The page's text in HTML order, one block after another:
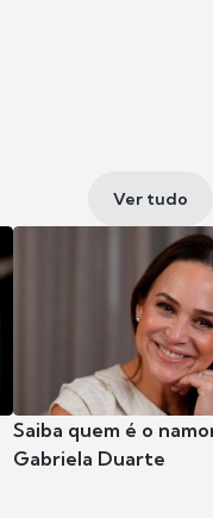
Ver tudo
Saiba quem é o
Gabriela Duarte